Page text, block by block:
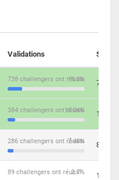
Validations
19.3%
738 challengers ont réussi 7
10.04%
384 challengers ont réussi 13
7.48%
286 challengers ont réussi 8
2.7%
89 challengers ont réussi 10